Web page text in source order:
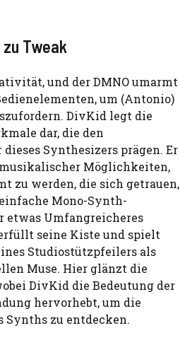
Tweak
und der DMNO umarmt
um (Antonio)
DivKid legt die
dar, die den
Synthesizers prägen. Er
Möglichkeiten,
zu werden, die sich getrauen,
Mono-Synth-
etwas Umfangreicheres
seine Kiste und spielt
Studiostützpfeilers als
Muse. Hier glänzt die
DivKid die Bedeutung der
hervorhebt, um die
Synths zu entdecken.